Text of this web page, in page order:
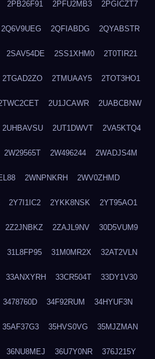
2PB26F91 2PFU2MB3 2PGICZT7
2Q6V9UEG 2QFIABDG 2QYABSTR
2SAV54DE 2SS1XHM0 2T0TIR21
2TGAD2ZO 2TMUAAY5 2TOT3HO1
2U1JCAWR 2UABCBNW
2UHBAVSU 2UT1DWVT 2VA5KTQ4
2W29565T 2W496244 2WADJS4M
2WNPNKRH 2WV0ZHMD
2Y7I1IC2 2YKK8NSK 2YT95AO1
2Z2JNBKZ 2ZAJL9NV 30D5VUM9
31L8FP95 31M0MR2X 32AT2VLN
33ANXYRH 33CR504T 33DY1V30
3478760D 34F92RUM 34HYUF3N
35AF37G3 35HVS0VG 35MJZMAN
36NU8MEJ 36U7Y0NR 376J215Y